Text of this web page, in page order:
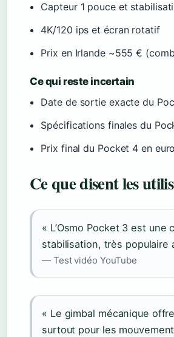
Capteur 1 pouce et
4K/120 ips et écran rotatif
Prix en Irlande ~555 €
Ce qui reste incertain
Date de sortie exacte du
Spécifications finales du
Prix final du Pocket 4 en
Ce que disent les
« L’Osmo Pocket 3 est
stabilisation, très populaire
— Test vidéo YouTube
« Le gimbal mécanique
surtout pour les